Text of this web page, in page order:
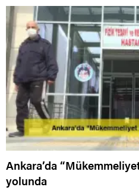
Ankara’da
yolunda